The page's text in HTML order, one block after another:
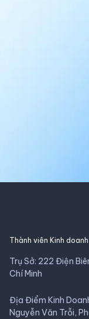
Thành viên Kinh
Trụ Sở: 222 Điện
Chí Minh
Địa Điểm Kinh
Nguyễn Văn Trỗi,